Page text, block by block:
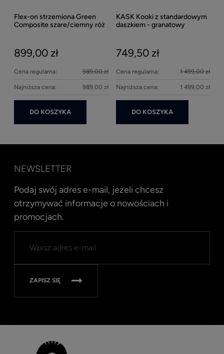
Flex-on strzemiona Green
Composite szare/ciemny róż
899,00 zł
Cena regularna: 989,00 zł
Najniższa cena: 989,00 zł
DO KOSZYKA
KASK Kooki z standardowym
daszkiem - granatowy
749,50 zł
Cena regularna: 1 499,00 zł
Najniższa cena: 1 499,00 zł
DO KOSZYKA
NEWSLETTER
Podaj swój adres e-mail, jeżeli chcesz
otrzymywać informacje o nowościach i
promocjach.
ZAPISZ SIĘ